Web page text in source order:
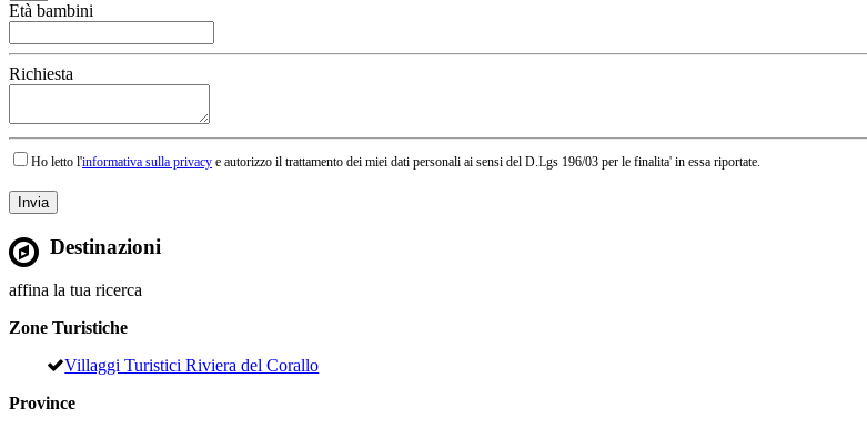
Età bambini
Richiesta
Ho letto l'informativa sulla privacy e autorizzo il trattamento dei miei dati personali ai sensi del D.Lgs 196/03 per le finalita' in essa riportate.
Destinazioni
affina la tua ricerca
Zone Turistiche
Villaggi Turistici Riviera del Corallo
Province